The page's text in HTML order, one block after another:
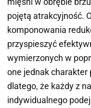
pojętą atrakcyjność.
komponowania
przyspieszyć
wymierzonych w
one jednak
dlatego, że każdy z
indywidualnego